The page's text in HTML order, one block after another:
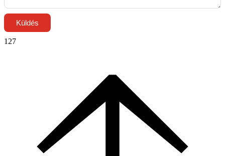
Küldés
127